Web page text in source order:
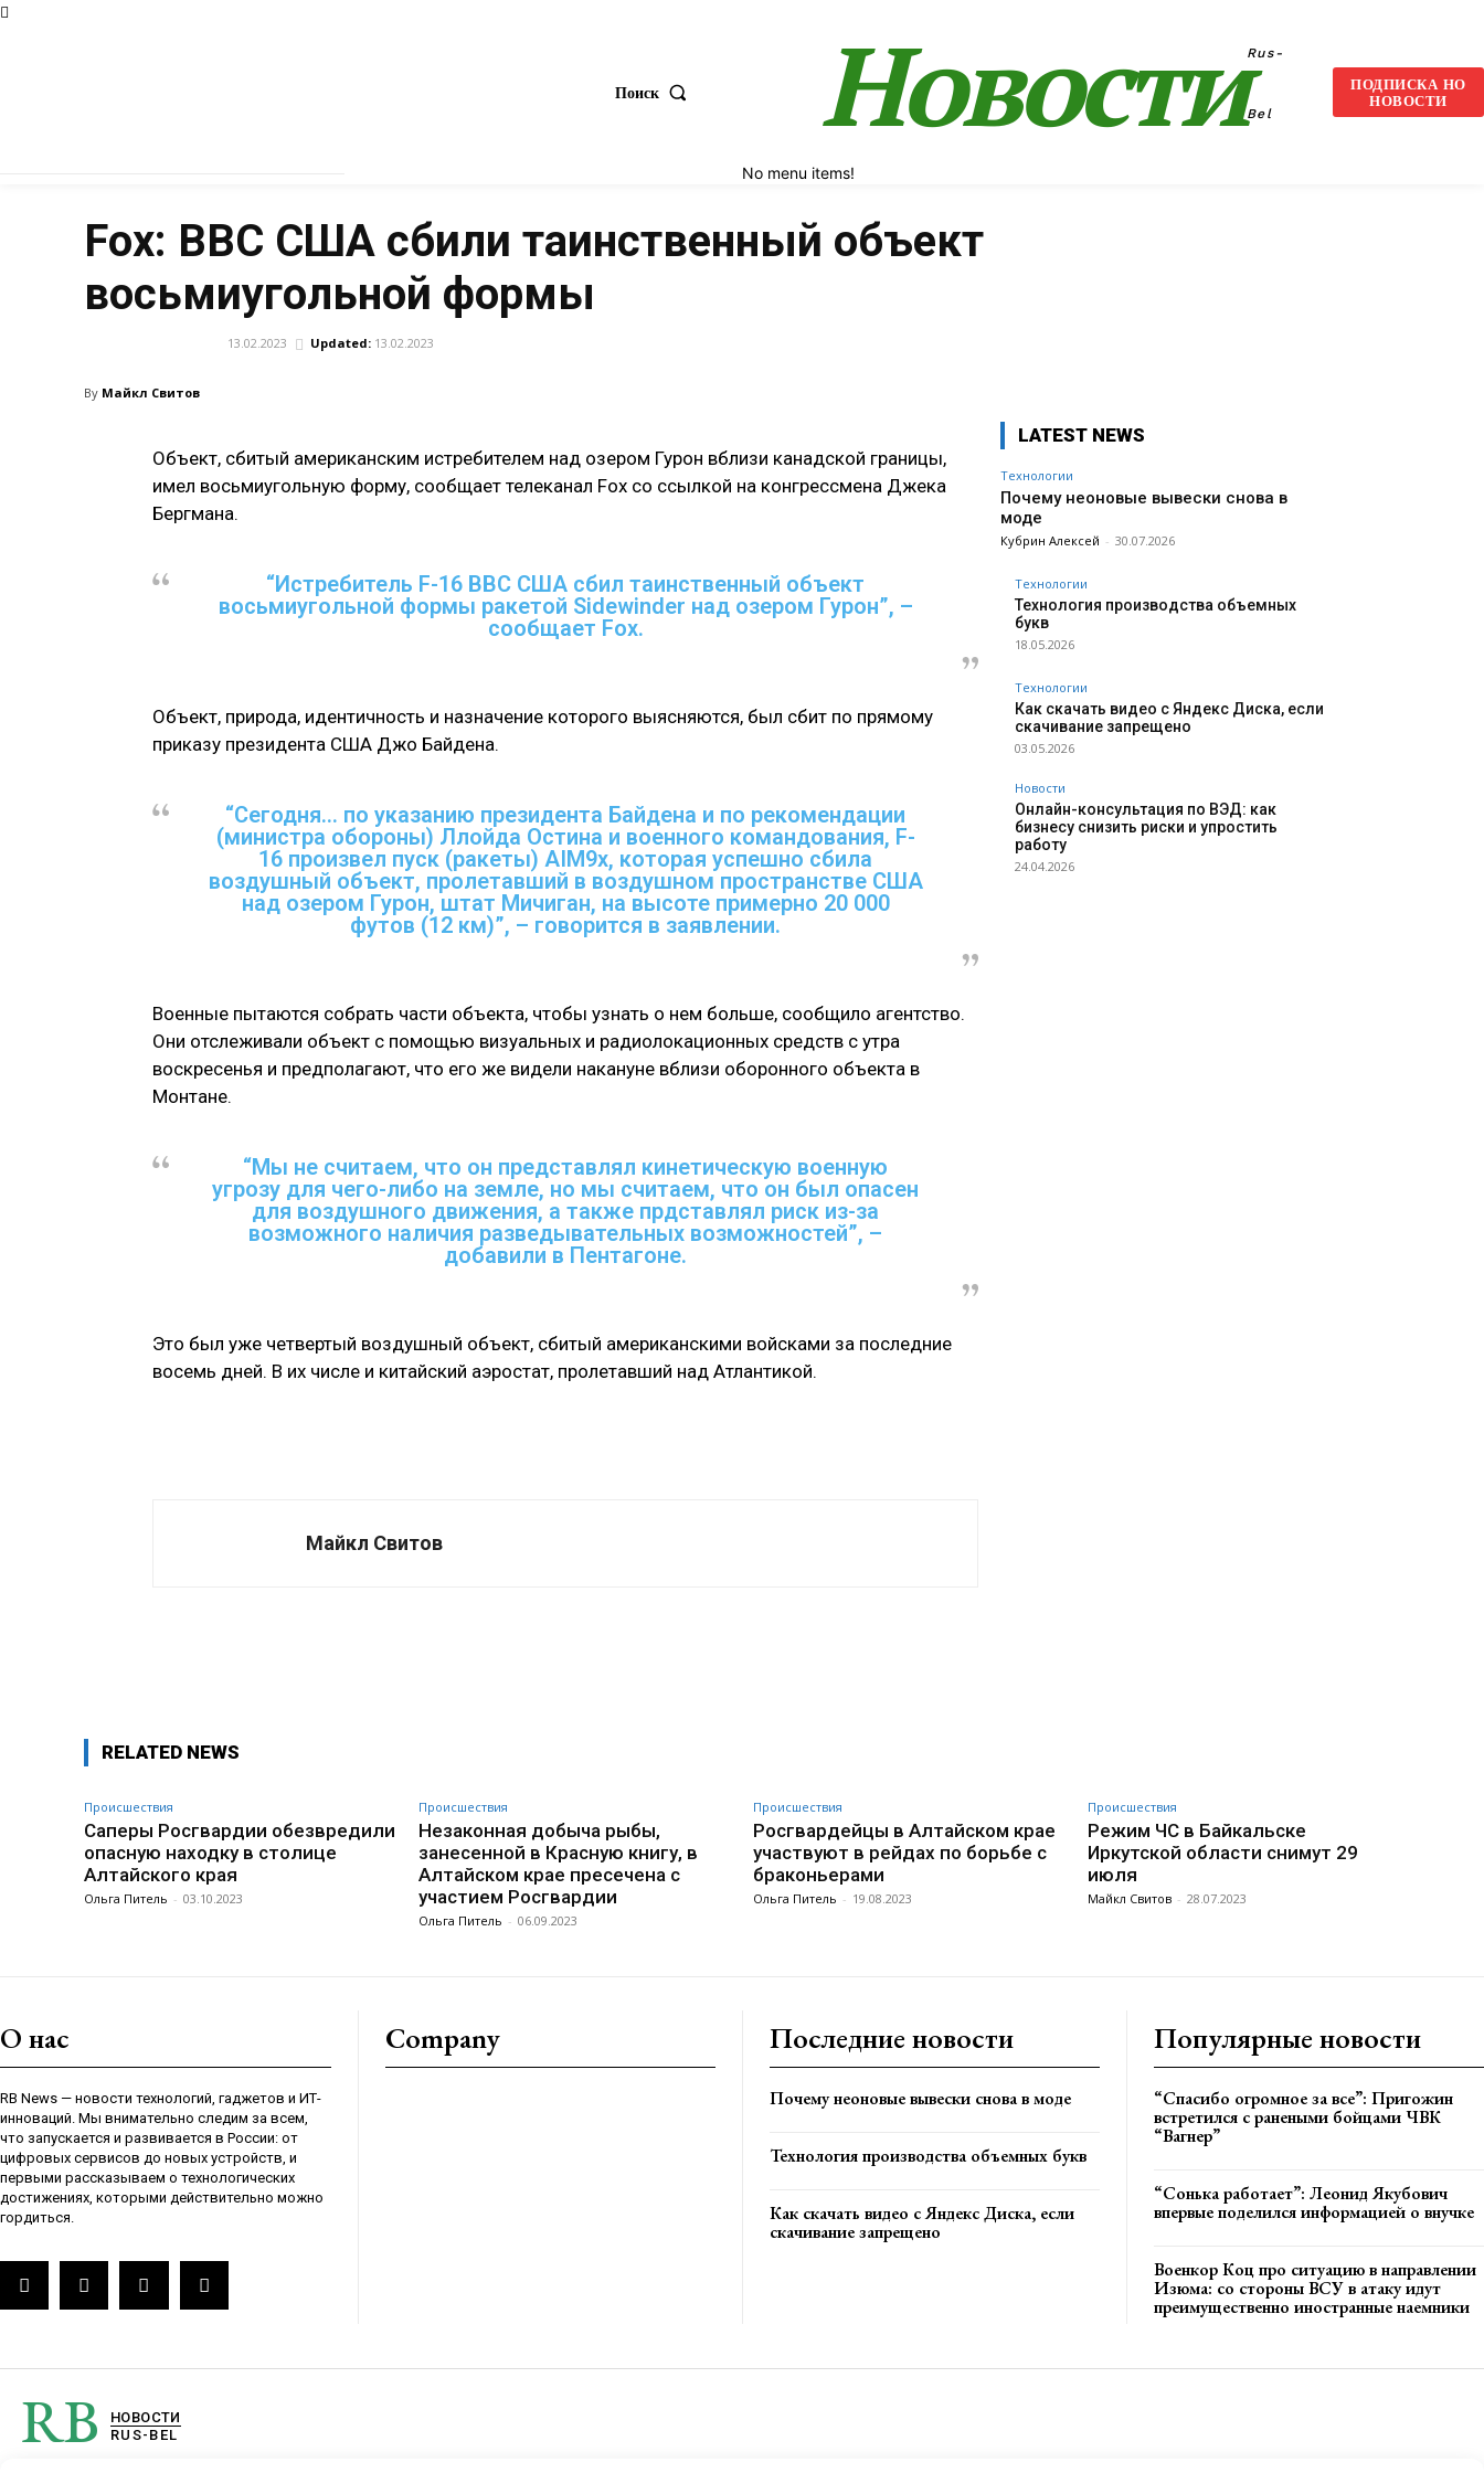
Поиск НовостиRus-
Bel
ПОДПИСКА НО
НОВОСТИ
No menu items!
Fox: ВВС США сбили таинственный объект
восьмиугольной формы
13.02.2023 Updated: 13.02.2023
By Майкл Свитов
Объект, сбитый американским истребителем над озером Гурон вблизи канадской границы,
имел восьмиугольную форму, сообщает телеканал Fox со ссылкой на конгрессмена Джека
Бергмана.
“Истребитель F-16 ВВС США сбил таинственный объект
восьмиугольной формы ракетой Sidewinder над озером Гурон”, –
сообщает Fox.
Объект, природа, идентичность и назначение которого выясняются, был сбит по прямому
приказу президента США Джо Байдена.
“Сегодня… по указанию президента Байдена и по рекомендации
(министра обороны) Ллойда Остина и военного командования, F-
16 произвел пуск (ракеты) AIM9x, которая успешно сбила
воздушный объект, пролетавший в воздушном пространстве США
над озером Гурон, штат Мичиган, на высоте примерно 20 000
футов (12 км)”, – говорится в заявлении.
Военные пытаются собрать части объекта, чтобы узнать о нем больше, сообщило агентство.
Они отслеживали объект с помощью визуальных и радиолокационных средств с утра
воскресенья и предполагают, что его же видели накануне вблизи оборонного объекта в
Монтане.
“Мы не считаем, что он представлял кинетическую военную
угрозу для чего-либо на земле, но мы считаем, что он был опасен
для воздушного движения, а также прдставлял риск из-за
возможного наличия разведывательных возможностей”, –
добавили в Пентагоне.
Это был уже четвертый воздушный объект, сбитый американскими войсками за последние
восемь дней. В их числе и китайский аэростат, пролетавший над Атлантикой.
Майкл Свитов
LATEST NEWS
Технологии
Почему неоновые вывески снова в
моде
Кубрин Алексей - 30.07.2026
Технологии
Технология производства объемных
букв
18.05.2026
Технологии
Как скачать видео с Яндекс Диска, если
скачивание запрещено
03.05.2026
Новости
Онлайн-консультация по ВЭД: как
бизнесу снизить риски и упростить
работу
24.04.2026
RELATED NEWS
Происшествия
Саперы Росгвардии обезвредили
опасную находку в столице
Алтайского края
Ольга Питель - 03.10.2023
Происшествия
Незаконная добыча рыбы,
занесенной в Красную книгу, в
Алтайском крае пресечена с
участием Росгвардии
Ольга Питель - 06.09.2023
Происшествия
Росгвардейцы в Алтайском крае
участвуют в рейдах по борьбе с
браконьерами
Ольга Питель - 19.08.2023
Происшествия
Режим ЧС в Байкальске
Иркутской области снимут 29
июля
Майкл Свитов - 28.07.2023
О нас
RB News — новости технологий, гаджетов и ИТ-
инноваций. Мы внимательно следим за всем,
что запускается и развивается в России: от
цифровых сервисов до новых устройств, и
первыми рассказываем о технологических
достижениях, которыми действительно можно
гордиться.
Company Последние новости
Почему неоновые вывески снова в моде
Технология производства объемных букв
Как скачать видео с Яндекс Диска, если
скачивание запрещено
Популярные новости
“Спасибо огромное за все”: Пригожин
встретился с ранеными бойцами ЧВК
“Вагнер”
“Сонька работает”: Леонид Якубович
впервые поделился информацией о внучке
Военкор Коц про ситуацию в направлении
Изюма: со стороны ВСУ в атаку идут
преимущественно иностранные наемники
RB
НОВОСТИ
RUS-BEL